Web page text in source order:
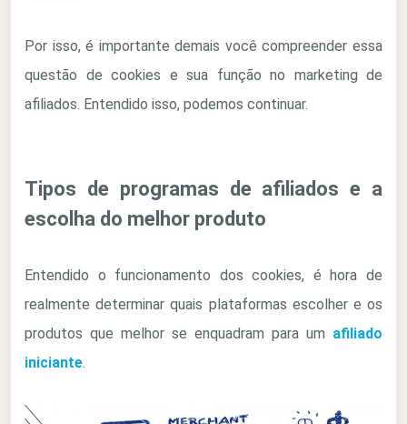
Por isso, é importante demais você compreender essa
questão de cookies e sua função no marketing de
afiliados. Entendido isso, podemos continuar.
Tipos de programas de afiliados e a
escolha do melhor produto
Entendido o funcionamento dos cookies, é hora de
realmente determinar quais plataformas escolher e os
produtos que melhor se enquadram para um afiliado
iniciante.